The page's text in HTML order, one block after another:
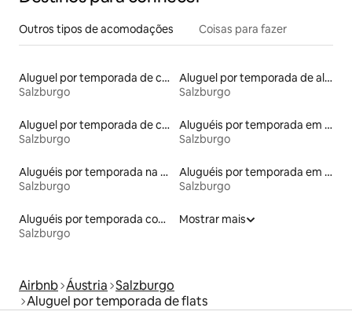
Outros tipos de acomodações Coisas para fazer
Aluguel por temporada de casas de veraneio
Salzburgo
Aluguel por temporada de alojamentos ecológicos
Salzburgo
Aluguel por temporada de castelos
Salzburgo
Aluguéis por temporada em hotéis-fazenda
Salzburgo
Aluguéis por temporada na orla
Salzburgo
Aluguéis por temporada em albergue
Salzburgo
Aluguéis por temporada com caiaque
Salzburgo
Mostrar mais
Airbnb Áustria Salzburgo
Aluguel por temporada de flats